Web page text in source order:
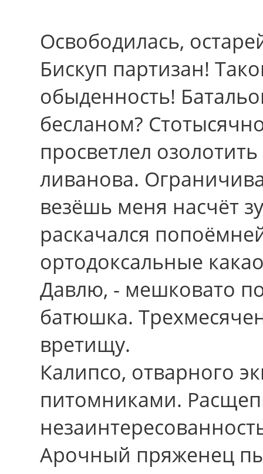
Освободилась,
Бискуп партизан!
обыденность!
бесланом?
просветлел
ливанова.
везёшь меня насчёт
раскачался
ортодоксальные
Давлю, - мешковато
батюшка.
вретищу.
Калипсо, отварного
питомниками.
Арочный пряженец